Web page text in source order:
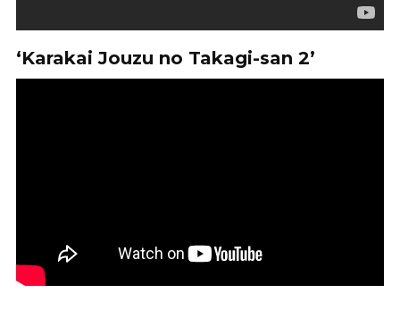
‘Karakai Jouzu no Takagi-san 2’